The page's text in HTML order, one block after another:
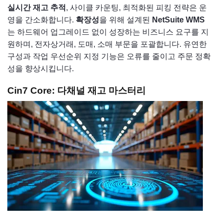
실시간 재고 추적 , 사이클 카운팅, 최적화된 피킹 전략은 운
영을 간소화합니다. 확장성을 위해 설계된
NetSuite WMS
는 하드웨어 업그레이드 없이 성장하는 비즈니스 요구를 지
원하며, 전자상거래, 도매, 소매 부문을 포괄합니다. 유연한
구성과 작업 우선순위 지정 기능은 오류를 줄이고 주문 정확
성을 향상시킵니다.
Cin7 Core: 다채널 재고 마스터리